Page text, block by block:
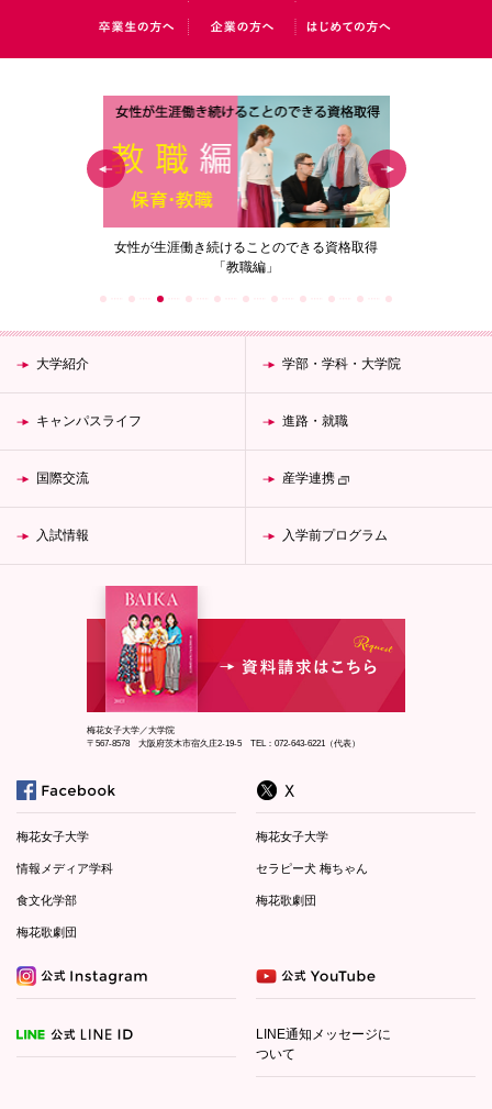
女性が生涯働き続けることのできる資格取得
「教職編」
大学紹介 学部・学科・大学院
キャンパスライフ 進路・就職
国際交流 産学連携
入試情報 入学前プログラム
梅花女子大学／大学院
〒567-8578 大阪府茨木市宿久庄2-19-5 TEL：072-643-6221（代表）
梅花女子大学
情報メディア学科
食文化学部
梅花歌劇団
梅花女子大学
セラピー犬 梅ちゃん
梅花歌劇団
LINE通知メッセージに
ついて